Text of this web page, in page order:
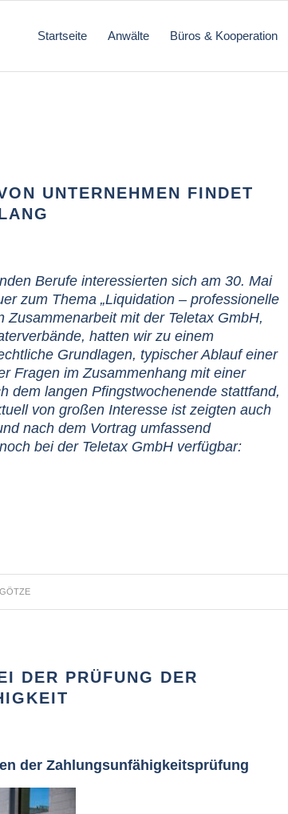
Startseite Anwälte Büros & Kooperation
UNTERNEHMEN FINDET
Berufe interessierten sich am 30. Mai
zum Thema „Liquidation – professionelle
mit der Teletax GmbH,
hatten wir zu einem
Grundlagen, typischer Ablauf einer
Fragen im Zusammenhang mit einer
dem langen Pfingstwochenende stattfand,
von großen Interesse ist zeigten auch
nach dem Vortrag umfassend
bei der Teletax GmbH verfügbar:
DER PRÜFUNG DER
der Zahlungsunfähigkeitsprüfung